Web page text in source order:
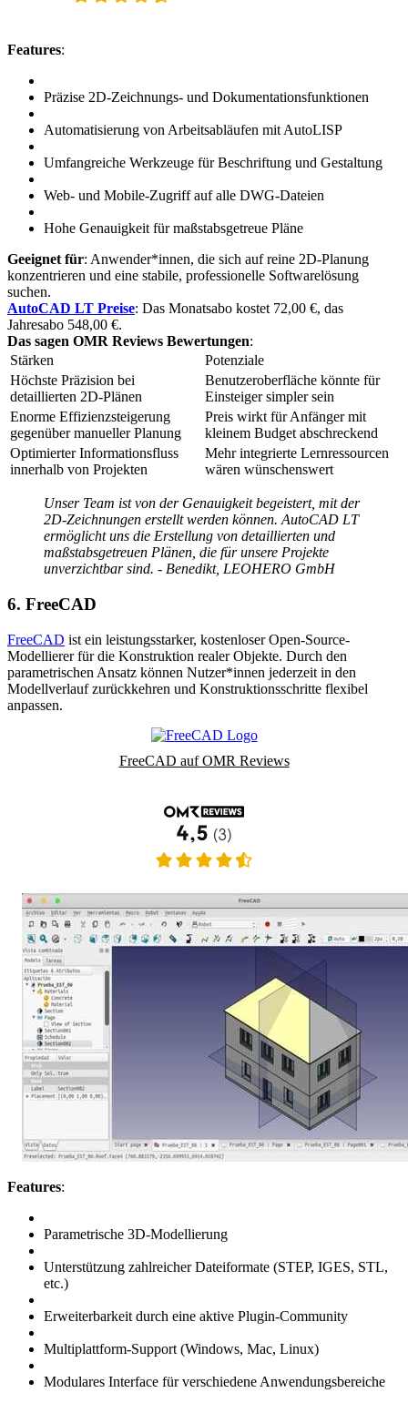
Features:
Präzise 2D-Zeichnungs- und Dokumentationsfunktionen
Automatisierung von Arbeitsabläufen mit AutoLISP
Umfangreiche Werkzeuge für Beschriftung und Gestaltung
Web- und Mobile-Zugriff auf alle DWG-Dateien
Hohe Genauigkeit für maßstabsgetreue Pläne
Geeignet für: Anwender*innen, die sich auf reine 2D-Planung
konzentrieren und eine stabile, professionelle Softwarelösung
suchen.
AutoCAD LT Preise: Das Monatsabo kostet 72,00 €, das
Jahresabo 548,00 €.
Das sagen OMR Reviews Bewertungen:
Stärken
Potenziale
Höchste Präzision bei
detaillierten 2D-Plänen
Benutzeroberfläche könnte für
Einsteiger simpler sein
Enorme Effizienzsteigerung
gegenüber manueller Planung
Preis wirkt für Anfänger mit
kleinem Budget abschreckend
Optimierter Informationsfluss
innerhalb von Projekten
Mehr integrierte Lernressourcen
wären wünschenswert
Unser Team ist von der Genauigkeit begeistert, mit der
2D-Zeichnungen erstellt werden können. AutoCAD LT
ermöglicht uns die Erstellung von detaillierten und
maßstabsgetreuen Plänen, die für unsere Projekte
unverzichtbar sind. - Benedikt, LEOHERO GmbH
6. FreeCAD
FreeCAD ist ein leistungsstarker, kostenloser Open-Source-
Modellierer für die Konstruktion realer Objekte. Durch den
parametrischen Ansatz können Nutzer*innen jederzeit in den
Modellverlauf zurückkehren und Konstruktionsschritte flexibel
anpassen.
FreeCAD auf OMR Reviews
Features:
Parametrische 3D-Modellierung
Unterstützung zahlreicher Dateiformate (STEP, IGES, STL,
etc.)
Erweiterbarkeit durch eine aktive Plugin-Community
Multiplattform-Support (Windows, Mac, Linux)
Modulares Interface für verschiedene Anwendungsbereiche